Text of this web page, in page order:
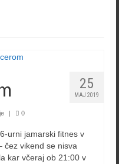
25
MAJ 2019
| 0
urni jamarski fitnes v
čez vikend se nisva
kar včeraj ob 21:00 v